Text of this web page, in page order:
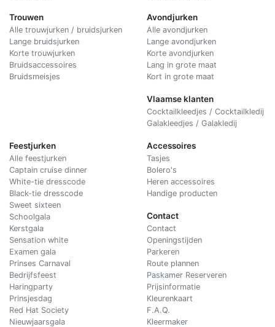
Trouwen
Alle trouwjurken / bruidsjurken
Lange bruidsjurken
Korte trouwjurken
Bruidsaccessoires
Bruidsmeisjes
Avondjurken
Alle avondjurken
Lange avondjurken
Korte avondjurken
Lang in grote maat
Kort in grote maat
Vlaamse klanten
Cocktailkleedjes / Cocktailkledij
Galakleedjes / Galakledij
Feestjurken
Alle feestjurken
Captain cruise dinner
White-tie dresscode
Black-tie dresscode
Sweet sixteen
Schoolgala
Kerstgala
Sensation white
Examen gala
Prinses Carnaval
Bedrijfsfeest
Haringparty
Prinsjesdag
Red Hat Society
Nieuwjaarsgala
Accessoires
Tasjes
Bolero's
Heren accessoires
Handige producten
Contact
Contact
Openingstijden
Parkeren
Route plannen
Paskamer Reserveren
Prijsinformatie
Kleurenkaart
F.A.Q.
Kleermaker